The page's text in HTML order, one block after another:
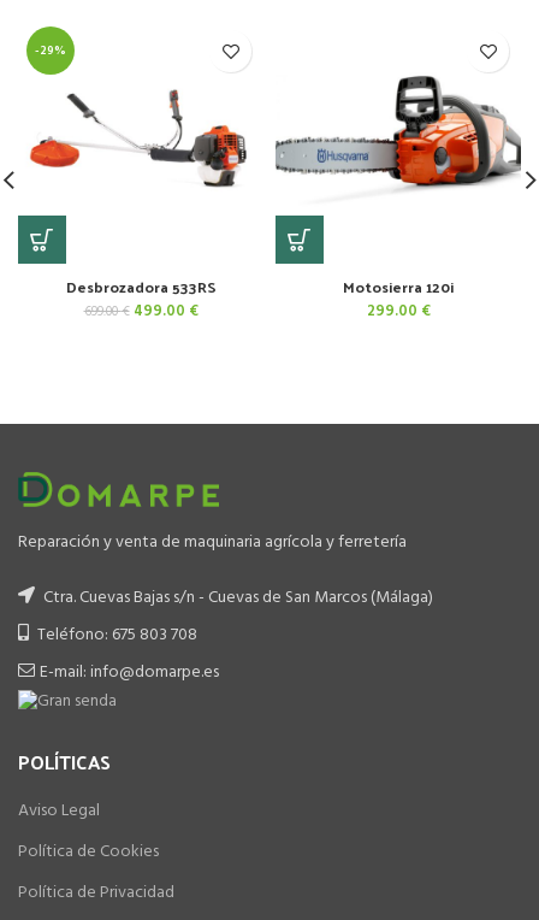
-29%
Desbrozadora 533RS
699.00€ El
499.00 €El
Motosierra 120i
299.00 €
Reparación y venta de maquinaria agrícola y ferretería
Ctra. Cuevas Bajas s/n - Cuevas de San Marcos (Málaga)
Teléfono: 675 803 708
E-mail: info@domarpe.es
POLÍTICAS
Aviso Legal
Política de Cookies
Política de Privacidad